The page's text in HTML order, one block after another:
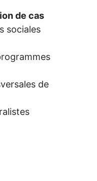
de cas
sociales
de